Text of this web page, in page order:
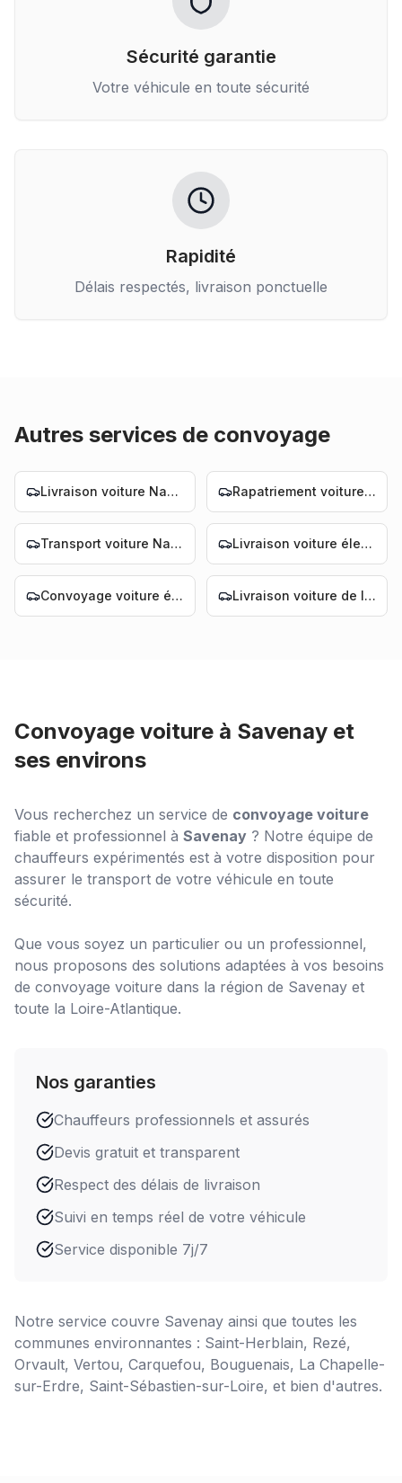
Sécurité garantie
Votre véhicule en toute sécurité
Rapidité
Délais respectés, livraison ponctuelle
Autres services de convoyage
Livraison voiture Nantes Rapatriement voiture Nantes
Transport voiture Nantes Livraison voiture électrique Nantes
Convoyage voiture électrique Nantes Livraison voiture de luxe Nantes
Convoyage voiture à Savenay et
ses environs
Vous recherchez un service de convoyage voiture
fiable et professionnel à Savenay ? Notre équipe de
chauffeurs expérimentés est à votre disposition pour
assurer le transport de votre véhicule en toute
sécurité.
Que vous soyez un particulier ou un professionnel,
nous proposons des solutions adaptées à vos besoins
de convoyage voiture dans la région de Savenay et
toute la Loire-Atlantique.
Nos garanties
Chauffeurs professionnels et assurés
Devis gratuit et transparent
Respect des délais de livraison
Suivi en temps réel de votre véhicule
Service disponible 7j/7
Notre service couvre Savenay ainsi que toutes les
communes environnantes : Saint-Herblain, Rezé,
Orvault, Vertou, Carquefou, Bouguenais, La Chapelle-
sur-Erdre, Saint-Sébastien-sur-Loire, et bien d'autres.